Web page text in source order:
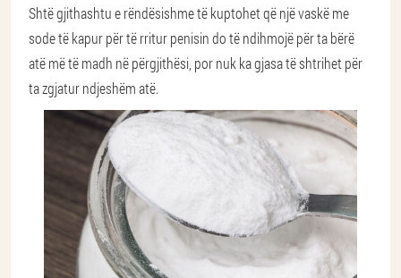
Shtë gjithashtu e rëndësishme të kuptohet që një vaskë me
sode të kapur për të rritur penisin do të ndihmojë për ta bërë
atë më të madh në përgjithësi, por nuk ka gjasa të shtrihet për
ta zgjatur ndjeshëm atë.